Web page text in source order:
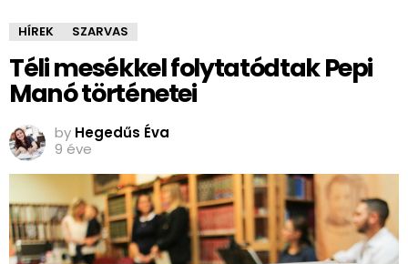
HÍREK SZARVAS
Téli mesékkel folytatódtak Pepi
Manó történetei
by Hegedűs Éva
9 éve